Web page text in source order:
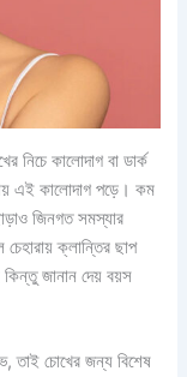
নিচে কালোদাগ বা ডার্ক
এই কালোদাগ পড়ে। কম
জিনগত সমস্যার
ক্লান্তির ছাপ
জানান দেয় বয়স
তাই চোখের জন্য বিশেষ